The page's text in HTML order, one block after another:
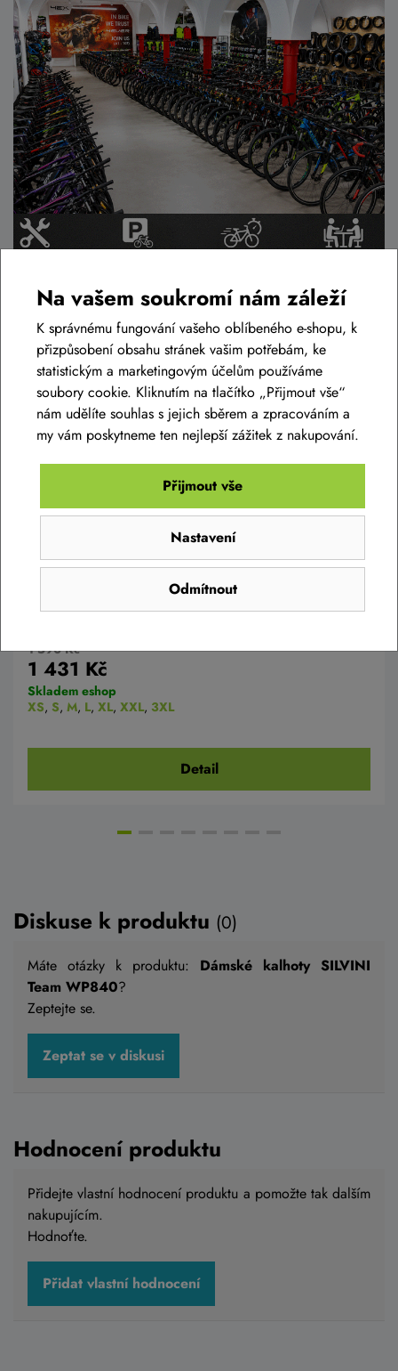
Podobné zboží v této cenové relaci
Silvini dámská mikina WJ2606 Anterselva
AKCE -10%
1 590 Kč
1 431 Kč
Skladem eshop
XS, S, M, L, XL, XXL, 3XL
Detail
Diskuse k produktu (0)
Máte otázky k produktu: Dámské kalhoty SILVINI
Team WP840?
Zeptejte se.
Zeptat se v diskusi
Hodnocení produktu
Přidejte vlastní hodnocení produktu a pomožte tak dalším
nakupujícím.
Hodnoťte.
Přidat vlastní hodnocení
Na vašem soukromí nám záleží
K správnému fungování vašeho oblíbeného e-shopu, k
přizpůsobení obsahu stránek vašim potřebám, ke
statistickým a marketingovým účelům používáme
soubory cookie. Kliknutím na tlačítko „Přijmout vše“
nám udělíte souhlas s jejich sběrem a zpracováním a
my vám poskytneme ten nejlepší zážitek z nakupování.
Odmítnout
Nastavení
Přijmout vše